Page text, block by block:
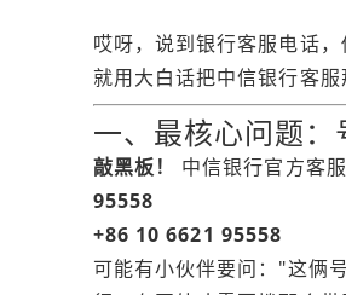
哎呀，说到银行客服电话
就用大白话把中信银行客服
一、最核心问题：
敲黑板！
中信银行官方客服
95558
+86 10 6621 95558
可能有小伙伴要问："这俩